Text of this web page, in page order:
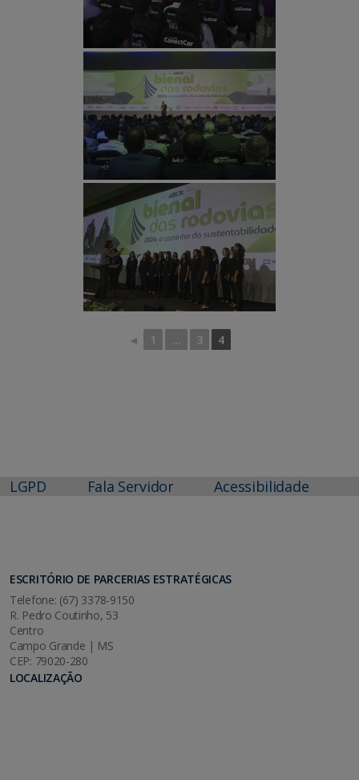
◄ 1 ... 3 4
LGPD Fala Servidor Acessibilidade
ESCRITÓRIO DE PARCERIAS ESTRATÉGICAS
Telefone: (67) 3378-9150
R. Pedro Coutinho, 53
Centro
Campo Grande | MS
CEP: 79020-280
LOCALIZAÇÃO